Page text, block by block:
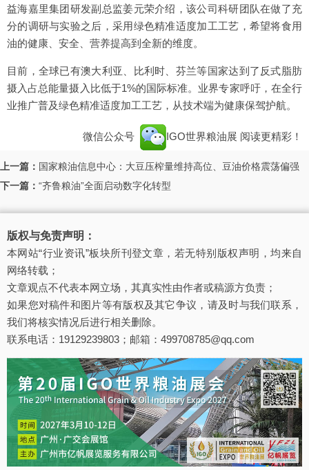
益海嘉里集团研发副总监姜元荣介绍，该公司科研团队在做了充
分的调研与实验之后，采用绿色精准适度加工工艺，希望将食用
油的健康、安全、营养提高到全新的维度。
目前，全球已有澳大利亚、比利时、芬兰等国家达到了反式脂肪
摄入占总能量摄入比低于1%的国际标准。业界专家呼吁，在全行
业推广普及绿色精准适度加工工艺，从技术端为健康保驾护航。
微信公众号 IGO世界粮油展 阅读更精彩！
上一篇： 国家粮油信息中心：大豆压榨量维持高位、豆油价格震荡偏强
下一篇： “齐鲁粮油”全面启动数字化转型
版权与免责声明：
本网站“行业资讯”板块所刊登文章，若无特别版权声明，均来自
网络转载；
文章观点不代表本网立场，其真实性由作者或稿源方负责；
如果您对稿件和图片等有版权及其它争议，请及时与我们联系，
我们将核实情况后进行相关删除。
联系电话：19129239803；邮箱：499708785@qq.com